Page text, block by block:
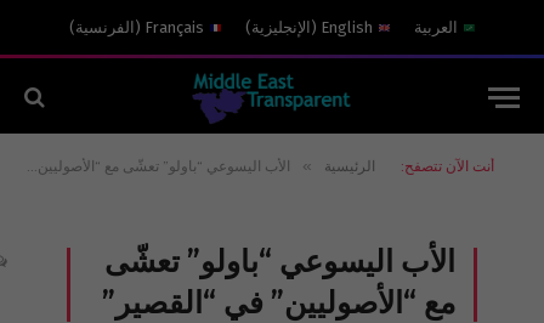
العربية English
( الإنجليزية)
Français
( الفرنسية)
أنت الآن تتصفح: الرئيسية » الأب اليسوعي “باولو” تعشّى مع “الأصوليين” في “القصير”
الأب اليسوعي “باولو” تعشّى
مع “الأصوليين” في “القصير”